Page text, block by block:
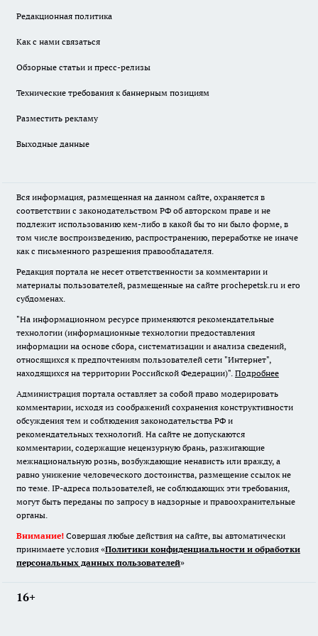
Редакционная политика
Как с нами связаться
Обзорные статьи и пресс-релизы
Технические требования к баннерным позициям
Разместить рекламу
Выходные данные
Вся информация, размещенная на данном сайте, охраняется в
соответствии с законодательством РФ об авторском праве и не
подлежит использованию кем-либо в какой бы то ни было форме, в
том числе воспроизведению, распространению, переработке не иначе
как с письменного разрешения правообладателя.
Редакция портала не несет ответственности за комментарии и
материалы пользователей, размещенные на сайте prochepetsk.ru и его
субдоменах.
"На информационном ресурсе применяются рекомендательные
технологии (информационные технологии предоставления
информации на основе сбора, систематизации и анализа сведений,
относящихся к предпочтениям пользователей сети "Интернет",
находящихся на территории Российской Федерации)". Подробнее
Администрация портала оставляет за собой право модерировать
комментарии, исходя из соображений сохранения конструктивности
обсуждения тем и соблюдения законодательства РФ и
рекомендательных технологий. На сайте не допускаются
комментарии, содержащие нецензурную брань, разжигающие
межнациональную рознь, возбуждающие ненависть или вражду, а
равно унижение человеческого достоинства, размещение ссылок не
по теме. IP-адреса пользователей, не соблюдающих эти требования,
могут быть переданы по запросу в надзорные и правоохранительные
органы.
Внимание! Совершая любые действия на сайте, вы автоматически
принимаете условия «Политики конфиденциальности и обработки
персональных данных пользователей»
16+